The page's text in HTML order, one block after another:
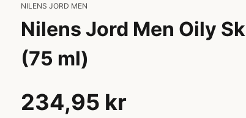
NILENS JORD MEN
Nilens Jord Men Oily
(75 ml)
234,95 kr